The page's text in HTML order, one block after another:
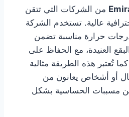
من الشركات التي تتقن
عالية. تستخدم الشركة
حرارة مناسبة تضمن
العنيدة، مع الحفاظ على
تُعتبر هذه الطريقة مثالية
أو أشخاص يعانون من
من مسببات الحساسية بشكل